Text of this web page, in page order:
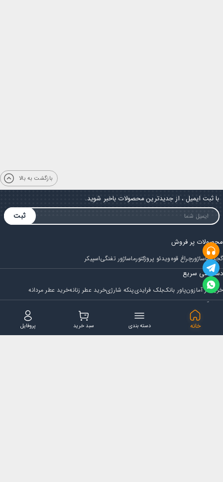
بازگشت به بالا
با ثبت ایمیل ، از جدیدترین محصولات باخبر شوید.
ثبت
محصولات پر فروش
گجتماساژورچراغ قوهویدئو پروژکتورماساژور تفنگیاسپیکر
دسترسی سریع
خرید از آمازونپاور بانکبلک فرایدیپنکه شارژیخرید عطر زنانهخرید عطر مردانه
فروشگاه
مجله ایران بابا قوانین و مقررات سوالات متداول
تماس با ایران بابا
پروفایل سبد خرید دسته بندی خانه